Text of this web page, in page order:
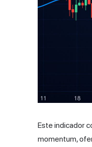
Este indicador
momentum,